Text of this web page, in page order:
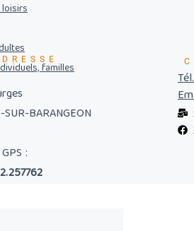
familles
BARANGEON
: